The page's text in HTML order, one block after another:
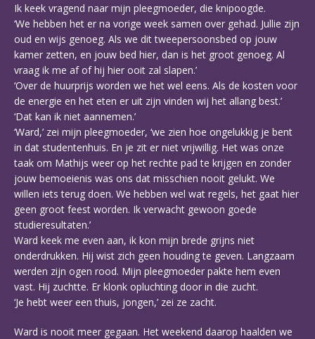
Ik keek vragend naar mijn pleegmoeder, die knipoogde.
‘We hebben het er na vorige week samen over gehad. Jullie zijn
oud en wijs genoeg. Als we dit tweepersoonsbed op jouw
kamer zetten, en jouw bed hier, dan is het groot genoeg. Al
vraag ik me af of hij hier ooit zal slapen.’
‘Over de huurprijs worden we het wel eens. Als de kosten voor
de energie en het eten er uit zijn vinden wij het allang best.’
‘Dat kan ik niet aannemen.’
‘Ward,’ zei mijn pleegmoeder, ‘we zien hoe ongelukkig je bent
in dat studentenhuis. En je zit er niet vrijwillig. Het was onze
taak om Mathijs weer op het rechte pad te krijgen en zonder
jouw bemoeienis was ons dat misschien nooit gelukt. We
willen iets terug doen. We hebben wel wat regels, het gaat hier
geen groot feest worden. Ik verwacht gewoon goede
studieresultaten.’
Ward keek me even aan, ik kon mijn brede grijns niet
onderdrukken. Hij wist zich geen houding te geven. Langzaam
werden zijn ogen rood. Mijn pleegmoeder pakte hem even
vast. Hij zuchtte. Er klonk opluchting door in die zucht.
‘Je hebt weer een thuis, jongen,’ zei ze zacht.
Ward is nooit meer gegaan. Het weekend daarop haalden we